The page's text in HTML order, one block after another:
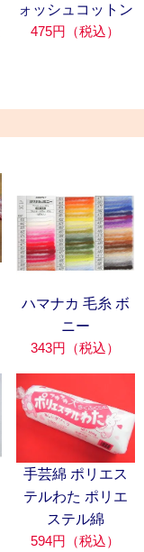
ォッシュコットン
475円（税込）
ハマナカ 毛糸 ボ
ニー
343円（税込）
手芸綿 ポリエス
テルわた ポリエ
ステル綿
594円（税込）